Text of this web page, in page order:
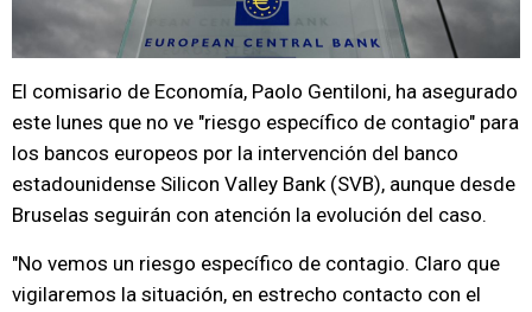
El comisario de Economía, Paolo Gentiloni, ha asegurado
este lunes que no ve "riesgo específico de contagio" para
los bancos europeos por la intervención del banco
estadounidense Silicon Valley Bank (SVB), aunque desde
Bruselas seguirán con atención la evolución del caso.
"No vemos un riesgo específico de contagio. Claro que
vigilaremos la situación, en estrecho contacto con el